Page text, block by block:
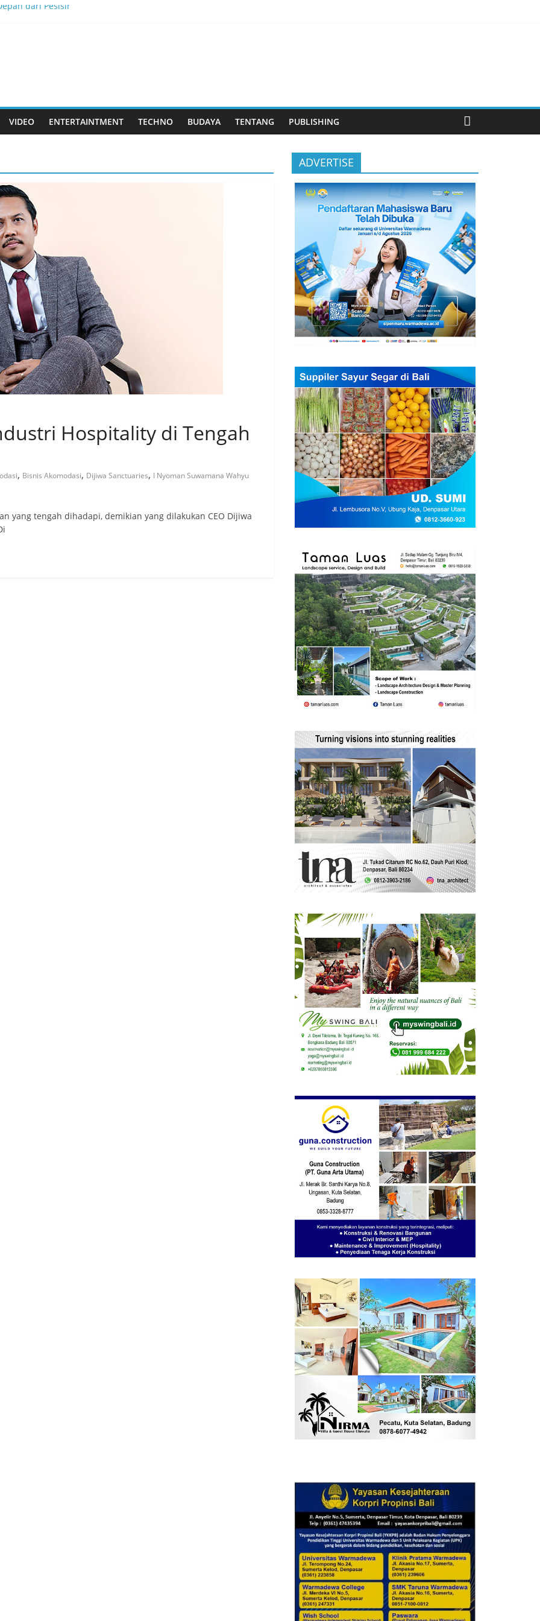
dari Pesisir
Menjadi Masa Depan
Dewata
yang Dicintai Banyak Orang
VIDEO ENTERTAINTMENT TECHNO BUDAYA TENTANG PUBLISHING
Hospitality di Tengah
, Bisnis Akomodasi, Dijiwa Sanctuaries, I Nyoman Suwamana Wahyu
yang tengah dihadapi, demikian yang dilakukan CEO Dijiwa
ADVERTISE